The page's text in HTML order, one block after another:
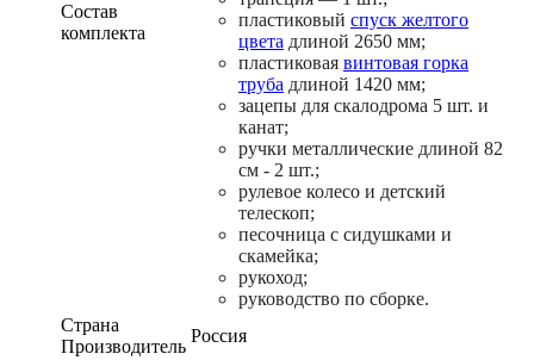
Состав
комплекта
пластиковый спуск желтого
цвета длиной 2650 мм;
пластиковая винтовая горка
труба длиной 1420 мм;
зацепы для скалодрома 5 шт. и
канат;
ручки металлические длиной 82
см - 2 шт.;
рулевое колесо и детский
телескоп;
песочница с сидушками и
скамейка;
рукоход;
руководство по сборке.
Страна
Производитель
Россия